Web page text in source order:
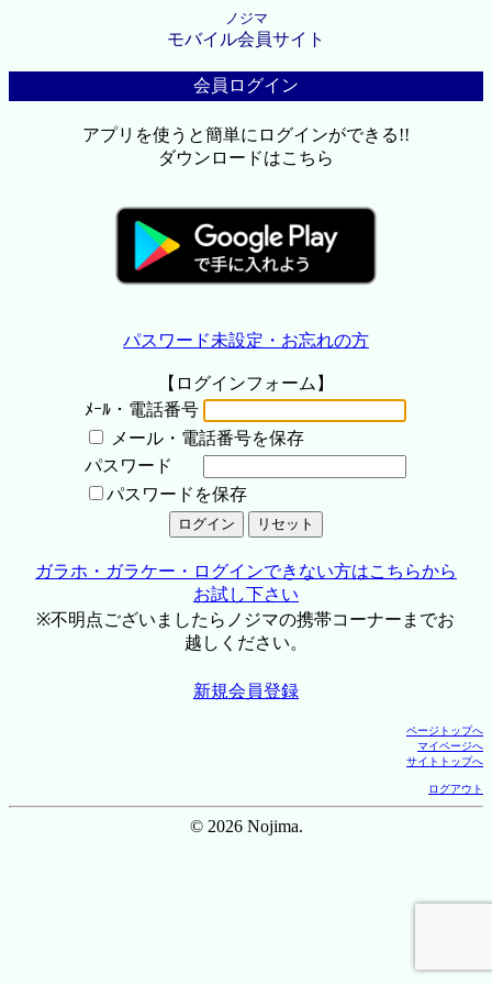
ノジマ
モバイル会員サイト
会員ログイン
アプリを使うと簡単にログインができる!!
ダウンロードはこちら
パスワード未設定・お忘れの方
【ログインフォーム】
ﾒｰﾙ・電話番号
メール・電話番号を保存
パスワード
パスワードを保存
ガラホ・ガラケー・ログインできない方はこちらから
お試し下さい
※不明点ございましたらノジマの携帯コーナーまでお
越しください。
新規会員登録
ページトップへ
マイページへ
サイトトップへ
ログアウト
© 2026 Nojima.